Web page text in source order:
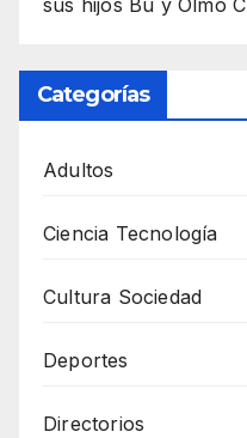
Categorías
Adultos
Ciencia Tecnología
Cultura Sociedad
Deportes
Directorios